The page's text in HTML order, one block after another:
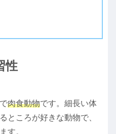
性
肉食動物です。細長い体
ところが好きな動物で、
す。